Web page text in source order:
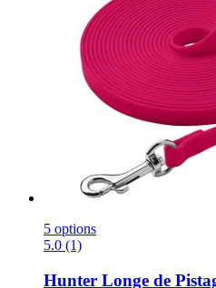
5 options
5.0 (1)
Hunter Longe de